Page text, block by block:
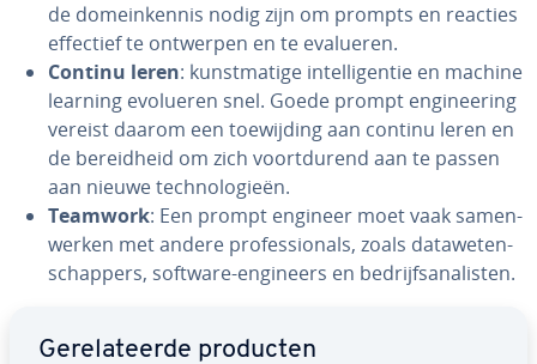
de do­mein­ken­nis nodig zijn om prompts en reacties
effectief te ontwerpen en te evalueren.
Continu leren: kunst­ma­ti­ge in­tel­li­gen­tie en machine
learning evolueren snel. Goede prompt en­gi­nee­ring
vereist daarom een toe­wij­ding aan continu leren en
de be­reid­heid om zich voort­du­rend aan te passen
aan nieuwe tech­no­lo­gie­ën.
Teamwork: Een prompt engineer moet vaak sa­men­
wer­ken met andere pro­fes­si­o­nals, zoals da­ta­we­ten­
schap­pers, software-engineers en be­drijfs­ana­lis­ten.
Ge­re­la­teer­de producten